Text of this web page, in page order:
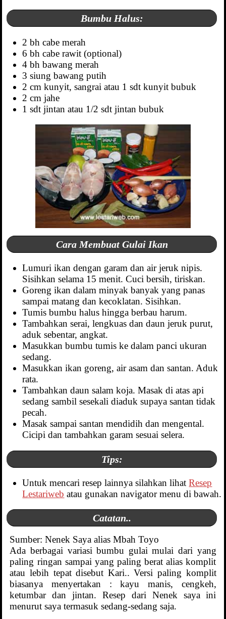
Bumbu Halus:
2 bh cabe merah
6 bh cabe rawit (optional)
4 bh bawang merah
3 siung bawang putih
2 cm kunyit, sangrai atau 1 sdt kunyit bubuk
2 cm jahe
1 sdt jintan atau 1/2 sdt jintan bubuk
Cara Membuat Gulai Ikan
Lumuri ikan dengan garam dan air jeruk nipis.
Sisihkan selama 15 menit. Cuci bersih, tiriskan.
Goreng ikan dalam minyak banyak yang panas
sampai matang dan kecoklatan. Sisihkan.
Tumis bumbu halus hingga berbau harum.
Tambahkan serai, lengkuas dan daun jeruk purut,
aduk sebentar, angkat.
Masukkan bumbu tumis ke dalam panci ukuran
sedang.
Masukkan ikan goreng, air asam dan santan. Aduk
rata.
Tambahkan daun salam koja. Masak di atas api
sedang sambil sesekali diaduk supaya santan tidak
pecah.
Masak sampai santan mendidih dan mengental.
Cicipi dan tambahkan garam sesuai selera.
Tips:
Untuk mencari resep lainnya silahkan lihatResep
Lestariweb atau gunakan navigator menu di bawah.
Catatan..
Sumber: Nenek Saya alias Mbah Toyo
Ada berbagai variasi bumbu gulai mulai dari yang
paling ringan sampai yang paling berat alias komplit
atau lebih tepat disebut Kari.. Versi paling komplit
biasanya menyertakan : kayu manis, cengkeh,
ketumbar dan jintan. Resep dari Nenek saya ini
menurut saya termasuk sedang-sedang saja.